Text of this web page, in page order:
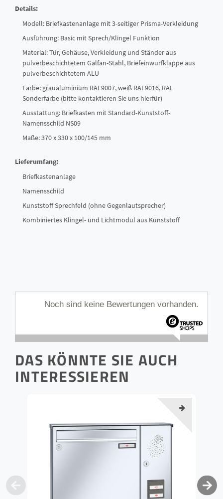
Details:
Modell: Briefkastenanlage mit 3-seitiger Prisma-Verkleidung
Ausführung: Basic mit Sprech/Klingel Funktion
Material: Tür, Gehäuse, Verkleidung und Ständer aus
pulverbeschichtetem Galfan-Stahl, Briefeinwurfklappe aus
pulverbeschichtetem ALU
Farbe: graualuminium RAL9007, weiß RAL9016, RAL
Sonderfarbe (bitte kontaktieren Sie uns hierfür)
Ausstattung: Briefkasten mit Standard-Kunststoff-
Namensschild NS09
Maße: 370 x 330 x 100/145 mm
Lieferumfang:
Briefkastenanlage
Namensschild
Kunststoff Sprechfeld (ohne Gegenlautsprecher)
Kombiniertes Klingel- und Lichtmodul aus Kunststoff
Noch sind keine Bewertungen vorhanden.
DAS KÖNNTE SIE AUCH
INTERESSIEREN